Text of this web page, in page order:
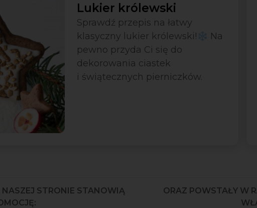
Lukier królewski
Sprawdź przepis na łatwy
klasyczny lukier królewski!❄️ Na
pewno przyda Ci się do
dekorowania ciastek
i świątecznych pierniczków.
STRONIE STANOWIĄ
ORAZ POWSTAŁY W